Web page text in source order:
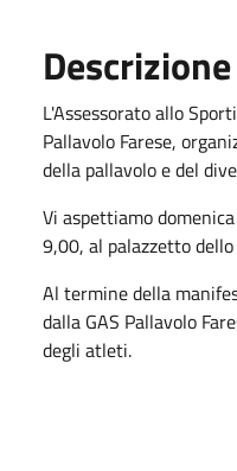
Descrizione
L'Assessorato allo
Pallavolo Farese,
della pallavolo e del
Vi aspettiamo
9,00, al palazzetto
Al termine della
dalla GAS Pallavolo
degli atleti.